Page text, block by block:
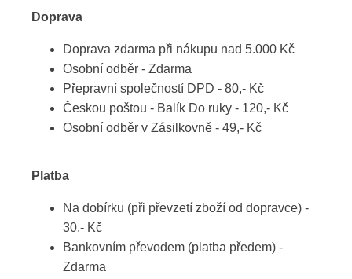
Doprava
Doprava zdarma při nákupu nad 5.000 Kč
Osobní odběr - Zdarma
Přepravní společností DPD - 80,- Kč
Českou poštou - Balík Do ruky - 120,- Kč
Osobní odběr v Zásilkovně - 49,- Kč
Platba
Na dobírku (při převzetí zboží od dopravce) -
30,- Kč
Bankovním převodem (platba předem) -
Zdarma